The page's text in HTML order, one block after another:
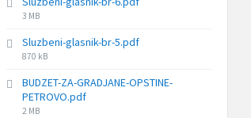
File
3 MB
Sluzbeni-glasnik-br-5.pdf
File
870 kB
BUDZET-ZA-GRADJANE-OPSTINE-
PETROVO.pdf
File
2 MB